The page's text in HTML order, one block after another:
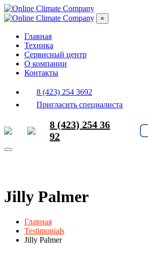
×
Главная
Техника
Сервисный центр
О компании
Контакты
8 (423) 254 3692
Пригласить специалиста
8 (423) 254 36
92
Jilly Palmer
Главная
Testimonials
Jilly Palmer